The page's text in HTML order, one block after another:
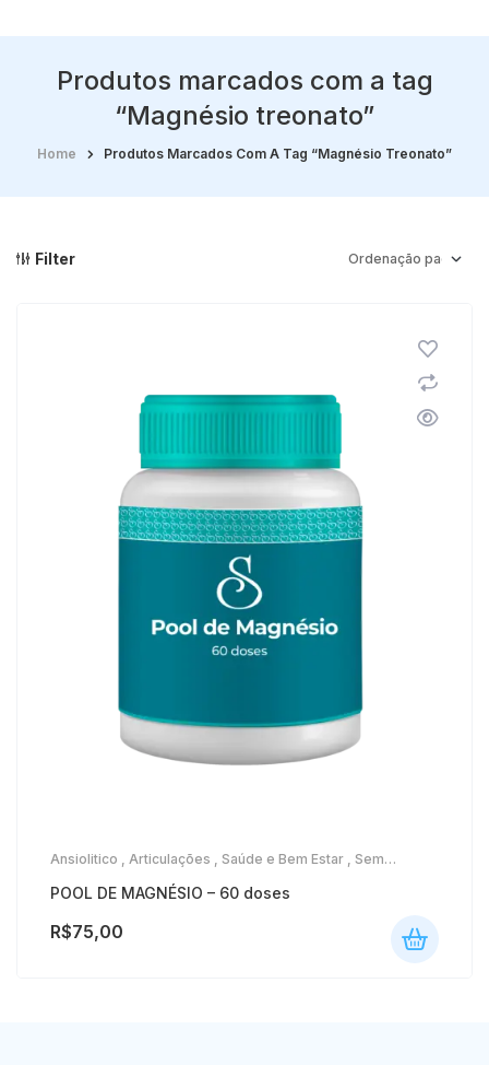
Produtos marcados com a tag
“Magnésio treonato”
Home Produtos Marcados Com A Tag “Magnésio Treonato”
Filter
Ansiolitico Articulações Saúde e Bem Estar
Sem
POOL DE MAGNÉSIO – 60 doses
R$75,00